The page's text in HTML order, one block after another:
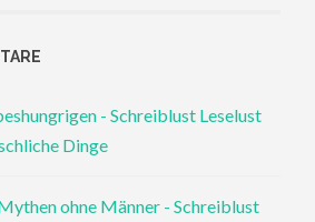
- Schreiblust Leselust
Dinge
ohne Männer - Schreiblust